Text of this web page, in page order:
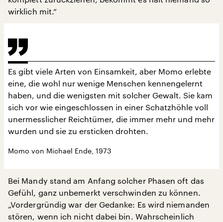
wirklich mit.“
Es gibt viele Arten von Einsamkeit, aber Momo erlebte
eine, die wohl nur wenige Menschen kennengelernt
haben, und die wenigsten mit solcher Gewalt. Sie kam
sich vor wie eingeschlossen in einer Schatzhöhle voll
unermesslicher Reichtümer, die immer mehr und mehr
wurden und sie zu ersticken drohten.
Momo von Michael Ende, 1973
Bei Mandy stand am Anfang solcher Phasen oft das
Gefühl, ganz unbemerkt verschwinden zu können.
„Vordergründig war der Gedanke: Es wird niemanden
stören, wenn ich nicht dabei bin. Wahrscheinlich